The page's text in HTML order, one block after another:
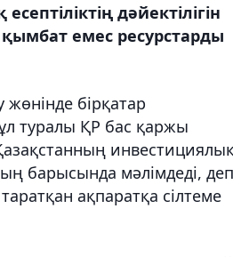
дәйектілігін
емес ресурстарды
бірқатар
туралы ҚР бас қаржы
барысында мәлімдеді, деп
ақпаратқа сілтеме